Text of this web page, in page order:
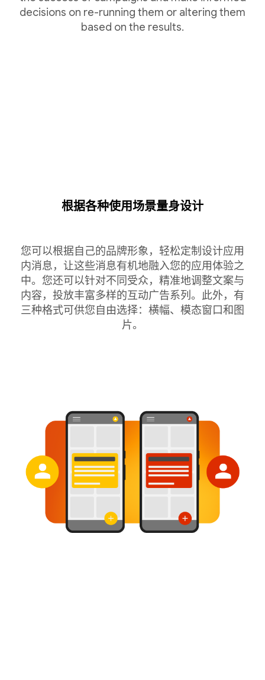
decisions on re-running them or altering them
based on the results.
根据各种使用场景量身设计
您可以根据自己的品牌形象，轻松定制设计应用
内消息，让这些消息有机地融入您的应用体验之
中。您还可以针对不同受众，精准地调整文案与
内容，投放丰富多样的互动广告系列。此外，有
三种格式可供您自由选择：横幅、模态窗口和图
片。